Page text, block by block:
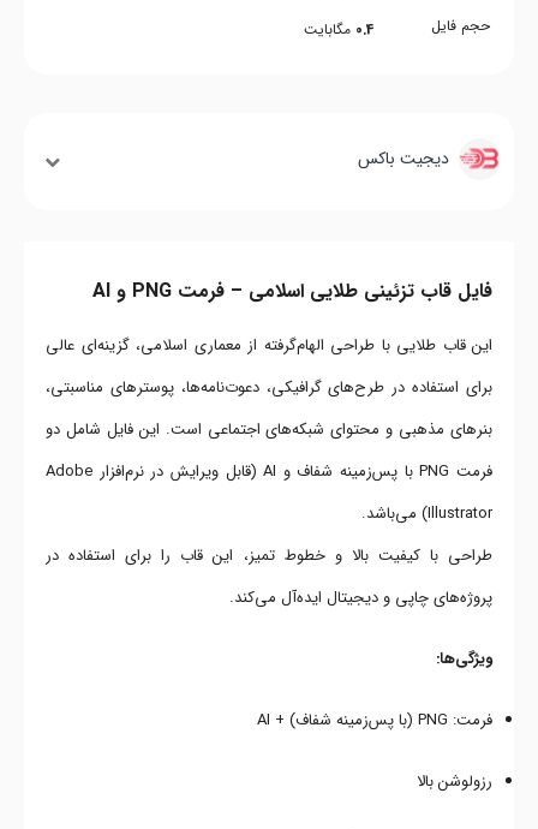
حجم فایل
0.4 مگابایت
دیجیت باکس
فایل قاب تزئینی طلایی اسلامی – فرمت PNG و AI
این قاب طلایی با طراحی الهام‌گرفته از معماری اسلامی، گزینه‌ای عالی
برای استفاده در طرح‌های گرافیکی، دعوت‌نامه‌ها، پوسترهای مناسبتی،
بنرهای مذهبی و محتوای شبکه‌های اجتماعی است. این فایل شامل دو
فرمت PNG با پس‌زمینه شفاف و AI (قابل ویرایش در نرم‌افزار Adobe
Illustrator) می‌باشد.
طراحی با کیفیت بالا و خطوط تمیز، این قاب را برای استفاده در
پروژه‌های چاپی و دیجیتال ایده‌آل می‌کند.
ویژگی‌ها:
فرمت: PNG (با پس‌زمینه شفاف) + AI
رزولوشن بالا